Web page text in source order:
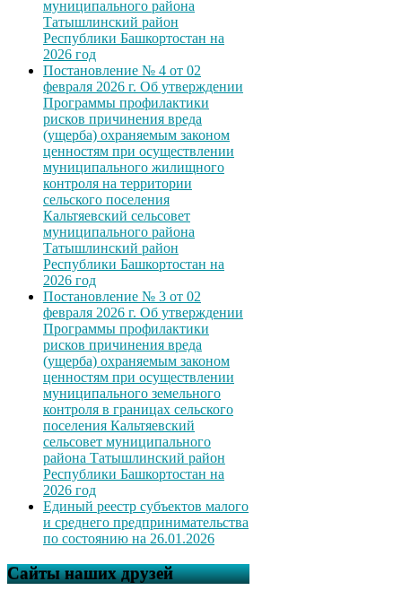
муниципального района
Татышлинский район
Республики Башкортостан на
2026 год
Постановление № 4 от 02
февраля 2026 г. Об утверждении
Программы профилактики
рисков причинения вреда
(ущерба) охраняемым законом
ценностям при осуществлении
муниципального жилищного
контроля на территории
сельского поселения
Кальтяевский сельсовет
муниципального района
Татышлинский район
Республики Башкортостан на
2026 год
Постановление № 3 от 02
февраля 2026 г. Об утверждении
Программы профилактики
рисков причинения вреда
(ущерба) охраняемым законом
ценностям при осуществлении
муниципального земельного
контроля в границах сельского
поселения Кальтяевский
сельсовет муниципального
района Татышлинский район
Республики Башкортостан на
2026 год
Единый реестр субъектов малого
и среднего предпринимательства
по состоянию на 26.01.2026
Сайты наших друзей